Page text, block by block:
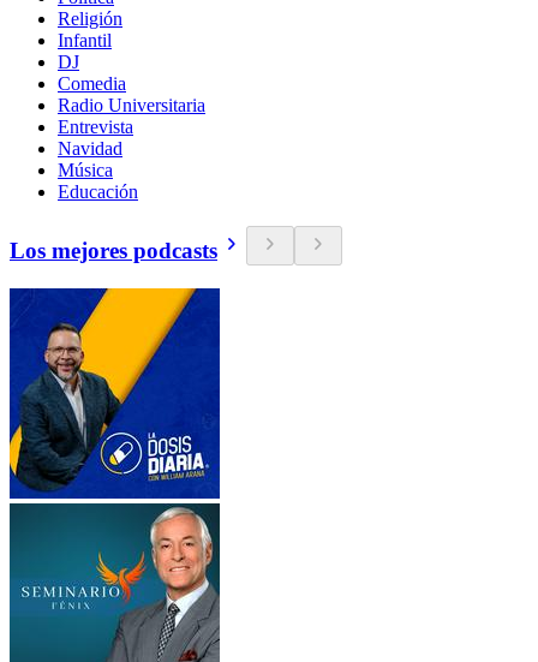
Religión
Infantil
DJ
Comedia
Radio Universitaria
Entrevista
Navidad
Música
Educación
Los mejores podcasts